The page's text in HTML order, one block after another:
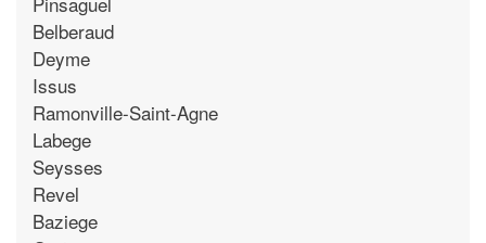
Belberaud
Deyme
Issus
Ramonville-Saint-Agne
Labege
Seysses
Revel
Baziege